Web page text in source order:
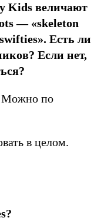
Kids величают
— «skeleton
Есть ли
Если нет,
Можно по
в целом.